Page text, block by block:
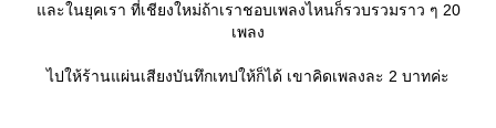
ละในยุคเรา ที่เชียงใหม่ถ้าเราชอบเพลงไหนก็รวบรวมราว ๆ 20
เพลง
ไปให้ร้านแผ่นเสียงบันทึกเทปให้ก็ได้ เขาคิดเพลงละ 2 บาทค่ะ